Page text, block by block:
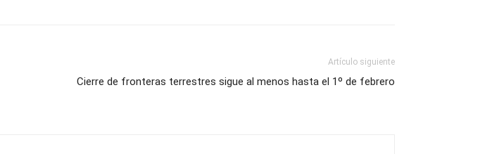
Artículo siguiente
Cierre de fronteras terrestres sigue al menos hasta el 1º de febrero